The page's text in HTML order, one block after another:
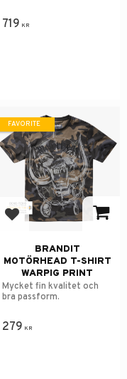
719 KR
Add to favorites
BRANDIT
MOTÖRHEAD T-SHIRT
WARPIG PRINT
Mycket fin kvalitet och
bra passform.
279 KR
FAVORITE